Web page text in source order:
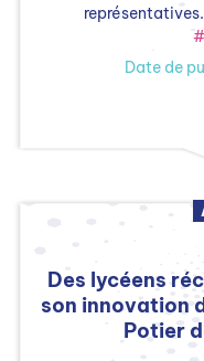
Date de
Des lycéens
son innovation
Potier